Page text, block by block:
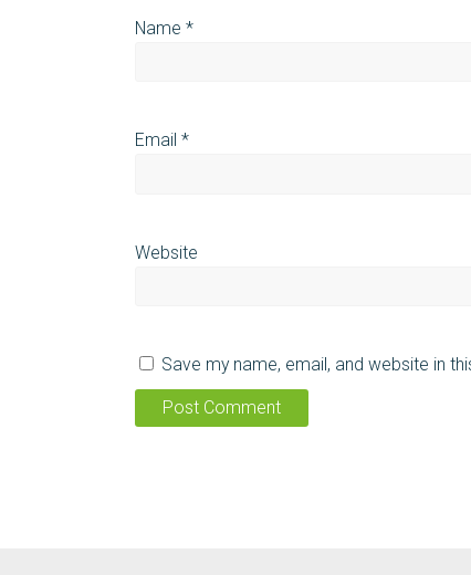
Name *
Email *
Website
Save my name, email, and website in